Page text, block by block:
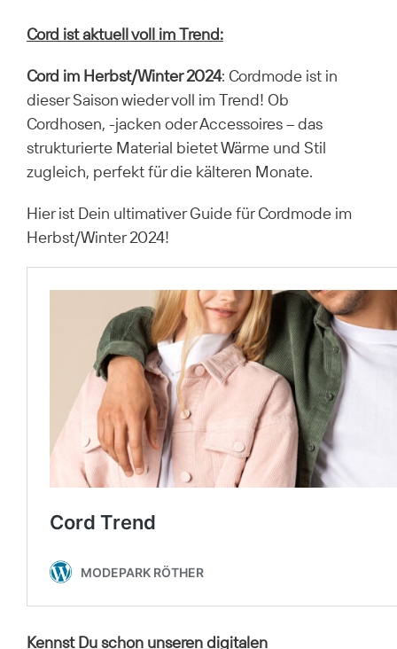
Cord ist aktuell voll im Trend:
Cord im Herbst/Winter 2024: Cordmode ist in
dieser Saison wieder voll im Trend! Ob
Cordhosen, -jacken oder Accessoires – das
strukturierte Material bietet Wärme und Stil
zugleich, perfekt für die kälteren Monate.
Hier ist Dein ultimativer Guide für Cordmode im
Herbst/Winter 2024!
Kennst Du schon unseren digitalen